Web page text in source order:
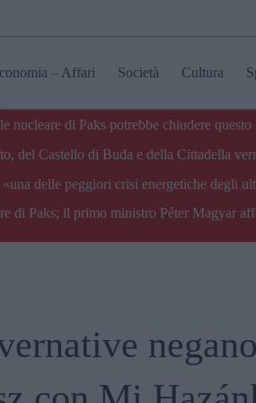
– Affari Società Cultura
nucleare di Paks potrebbe chiudere questo
del Castello di Buda e della Cittadella
delle peggiori crisi energetiche degli
di Paks; il primo ministro Péter Magyar